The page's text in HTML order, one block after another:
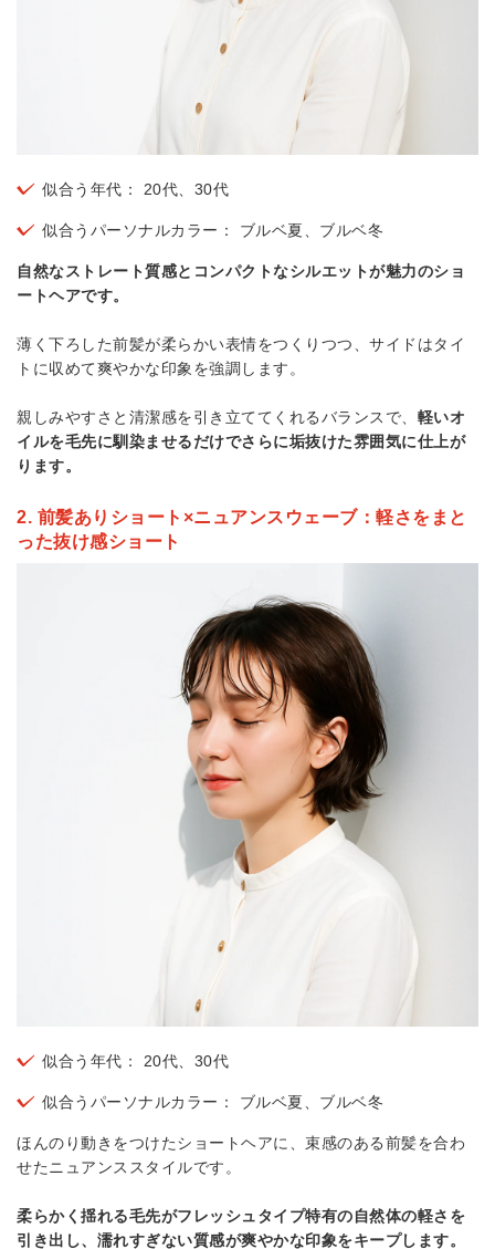
似合う年代： 20代、30代
似合うパーソナルカラー： ブルベ夏、ブルベ冬
自然なストレート質感とコンパクトなシルエットが魅力のショ
ートヘアです。
薄く下ろした前髪が柔らかい表情をつくりつつ、サイドはタイ
トに収めて爽やかな印象を強調します。
親しみやすさと清潔感を引き立ててくれるバランスで、 軽いオ
イルを毛先に馴染ませるだけでさらに垢抜けた雰囲気に仕上が
ります。
2. 前髪ありショート×ニュアンスウェーブ：軽さをまと
った抜け感ショート
似合う年代： 20代、30代
似合うパーソナルカラー： ブルベ夏、ブルベ冬
ほんのり動きをつけたショートヘアに、束感のある前髪を合わ
せたニュアンススタイルです。
柔らかく揺れる毛先がフレッシュタイプ特有の自然体の軽さを
引き出し、濡れすぎない質感が爽やかな印象をキープします。